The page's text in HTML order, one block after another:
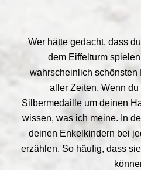
Wer hätte gedacht, dass
dem Eiffelturm
wahrscheinlich
aller Zeiten. Wenn
Silbermedaille um deinen
wissen, was ich meine. In
deinen Enkelkindern bei
erzählen. So häufig, dass